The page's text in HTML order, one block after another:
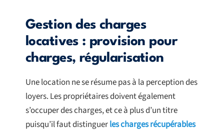
Gestion des charges
locatives : provision pour
charges, régularisation
Une location ne se résume pas à la perception des
loyers. Les propriétaires doivent également
s’occuper des charges, et ce à plus d’un titre
puisqu’il faut distinguerles charges récupérables